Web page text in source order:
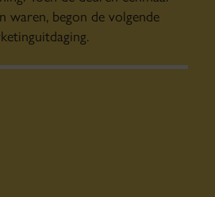
waren, begon de volgende